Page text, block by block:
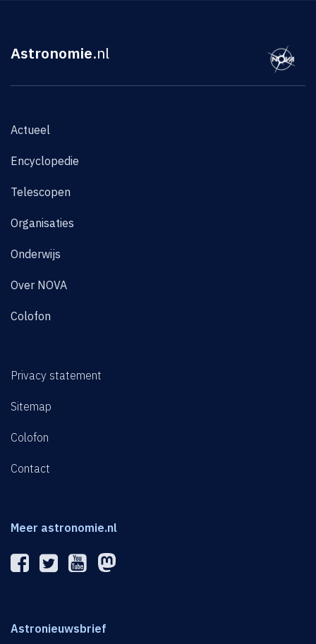
Astronomie.nl
Actueel
Encyclopedie
Telescopen
Organisaties
Onderwijs
Over NOVA
Colofon
Privacy statement
Sitemap
Colofon
Contact
Meer astronomie.nl
Astronieuwsbrief